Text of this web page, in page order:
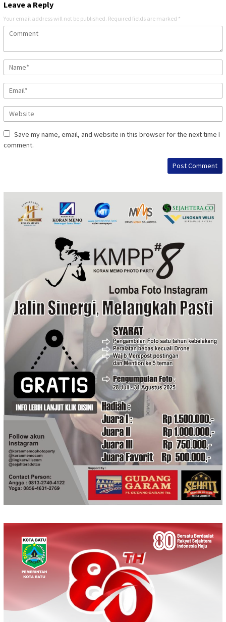
Leave a Reply
Your email address will not be published. Required fields are marked *
Save my name, email, and website in this browser for the next time I
comment.